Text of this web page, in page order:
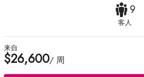
9
客人
来自
$26,600/ 周